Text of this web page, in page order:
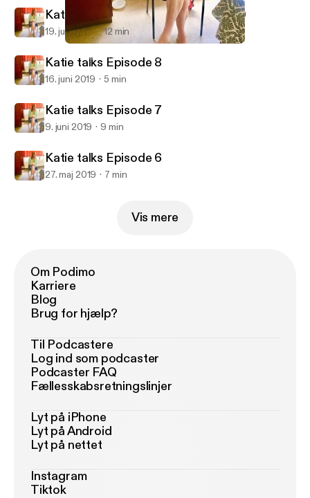
Katie talks football and crossdressing
Katie's Football memories Episode 9
19. juni 2019 12 min
Katie talks Episode 8
16. juni 2019 5 min
Katie talks Episode 7
9. juni 2019 9 min
Katie talks Episode 6
27. maj 2019 7 min
Vis mere
Om Podimo
Karriere
Blog
Brug for hjælp?
Til Podcastere
Log ind som podcaster
Podcaster FAQ
Fællesskabsretningslinjer
Lyt på iPhone
Lyt på Android
Lyt på nettet
Instagram
Tiktok